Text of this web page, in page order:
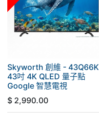
Skyworth 創維 - 43Q66K
43吋 4K QLED 量子點
Google 智慧電視
$ 2,990.00